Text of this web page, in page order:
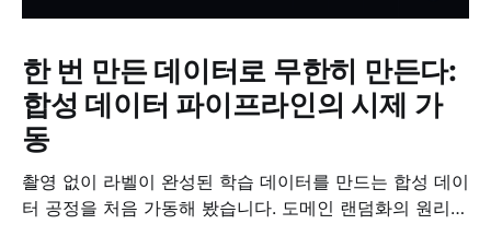
한 번 만든 데이터로 무한히 만든다:
합성 데이터 파이프라인의 시제 가
동
촬영 없이 라벨이 완성된 학습 데이터를 만드는 합성 데이
터 공정을 처음 가동해 봤습니다. 도메인 랜덤화의 원리와